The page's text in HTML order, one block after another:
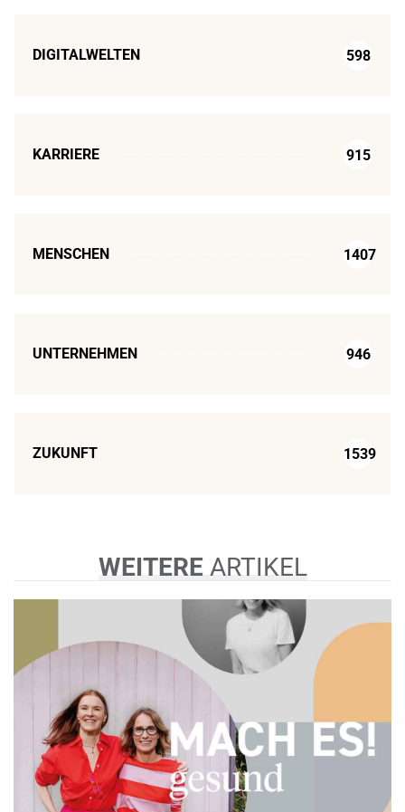
DIGITALWELTEN 598
KARRIERE 915
MENSCHEN 1407
UNTERNEHMEN 946
ZUKUNFT 1539
WEITERE ARTIKEL